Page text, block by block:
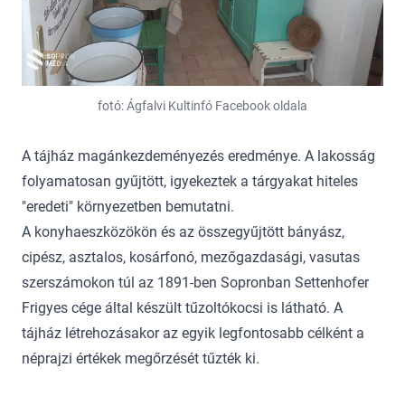
fotó: Ágfalvi Kultinfó Facebook oldala
A tájház magánkezdeményezés eredménye. A lakosság
folyamatosan gyűjtött, igyekeztek a tárgyakat hiteles
"eredeti" környezetben bemutatni.
A konyhaeszközökön és az összegyűjtött bányász,
cipész, asztalos, kosárfonó, mezőgazdasági, vasutas
szerszámokon túl az 1891-ben Sopronban Settenhofer
Frigyes cége által készült tűzoltókocsi is látható. A
tájház létrehozásakor az egyik legfontosabb célként a
néprajzi értékek megőrzését tűzték ki.